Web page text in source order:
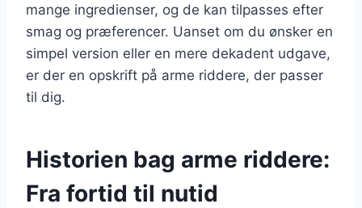
mange ingredienser, og de kan tilpasses efter
smag og præferencer. Uanset om du ønsker en
simpel version eller en mere dekadent udgave,
er der en opskrift på arme riddere, der passer
til dig.
Historien bag arme riddere:
Fra fortid til nutid